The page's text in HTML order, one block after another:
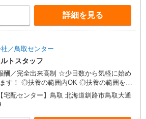
詳細を見る
／鳥取センター
トスタッフ
／完全出来高制 ☆少日数から気軽に始め
す！ ◎扶養の範囲内OK ◎扶養の範囲を超
応相談 月額80,000円〜 ※研修期間中
支払あり（5日間：時給1000円）
【宅配センター】鳥取 北海道釧路市鳥取大通